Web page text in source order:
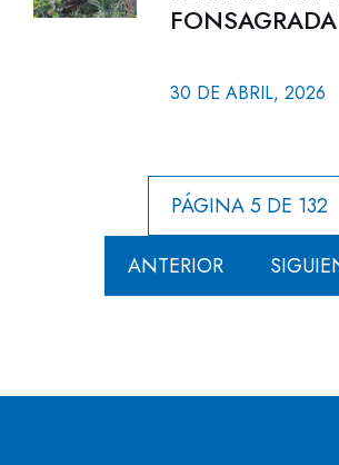
FONSAGRADA
30 DE ABRIL, 2026
PÁGINA 5 DE 132
ANTERIOR